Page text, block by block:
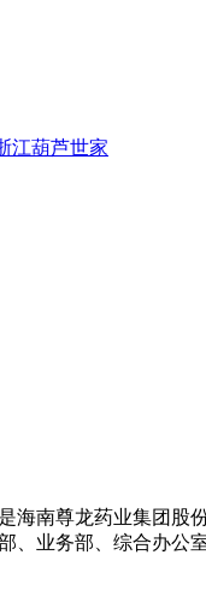
江葫芦世家
海南尊龙药业集团
、业务部、综合办公